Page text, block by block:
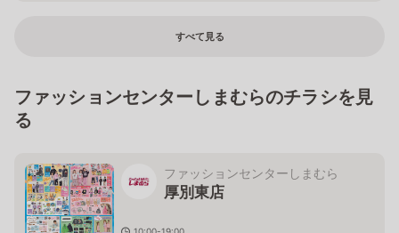
すべて見る
ファッションセンターしまむらのチラシを見
る
ファッションセンターしまむら
厚別東店